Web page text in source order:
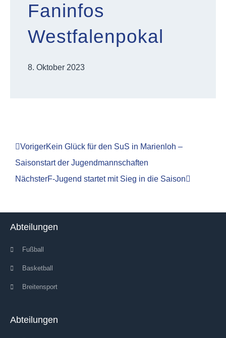
Faninfos
Westfalenpokal
8. Oktober 2023
VorigerKein Glück für den SuS in Marienloh –
Saisonstart der Jugendmannschaften
NächsterF-Jugend startet mit Sieg in die Saison
Abteilungen
Fußball
Basketball
Breitensport
Abteilungen